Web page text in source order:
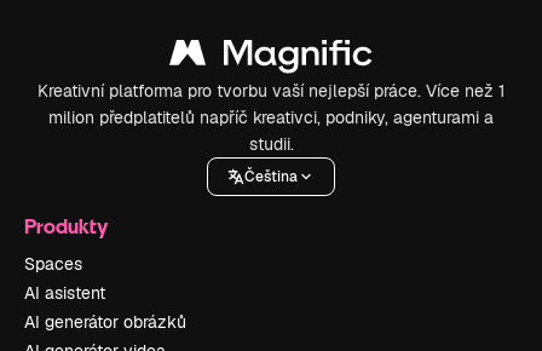
Kreativní platforma pro tvorbu vaší nejlepší práce. Více než 1
milion předplatitelů napříč kreativci, podniky, agenturami a
studii.
Čeština
Produkty
Spaces
AI asistent
AI generátor obrázků